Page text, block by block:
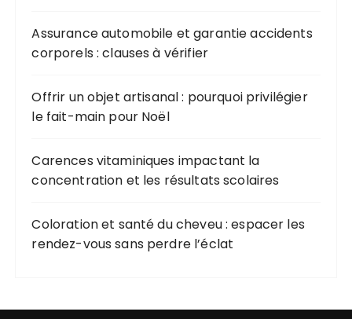
Assurance automobile et garantie accidents
corporels : clauses à vérifier
Offrir un objet artisanal : pourquoi privilégier
le fait-main pour Noël
Carences vitaminiques impactant la
concentration et les résultats scolaires
Coloration et santé du cheveu : espacer les
rendez-vous sans perdre l’éclat